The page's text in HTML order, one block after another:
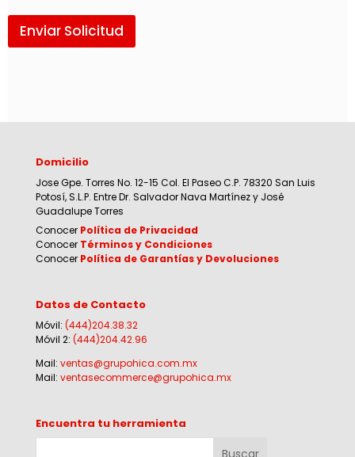
Enviar Solicitud
Domicilio
Jose Gpe. Torres No. 12-15 Col. El Paseo C.P. 78320 San Luis
Potosí, S.L.P. Entre Dr. Salvador Nava Martínez y José
Guadalupe Torres
Conocer Política de Privacidad
Conocer Términos y Condiciones
Conocer Política de Garantías y Devoluciones
Datos de Contacto
Móvil: (444)204.38.32
Móvil 2: (444)204.42.96
Mail: ventas@grupohica.com.mx
Mail: ventasecommerce@grupohica.mx
Encuentra tu herramienta